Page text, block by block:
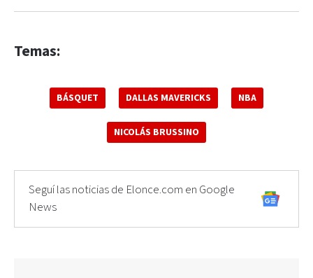
Temas:
BÁSQUET DALLAS MAVERICKS NBA
NICOLÁS BRUSSINO
Seguí las noticias de Elonce.com en Google
News